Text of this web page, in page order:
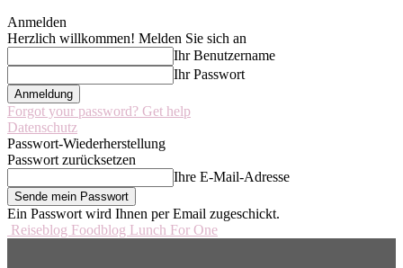
Anmelden
Herzlich willkommen! Melden Sie sich an
Ihr Benutzername
Ihr Passwort
Forgot your password? Get help
Datenschutz
Passwort-Wiederherstellung
Passwort zurücksetzen
Ihre E-Mail-Adresse
Ein Passwort wird Ihnen per Email zugeschickt.
Reiseblog Foodblog Lunch For One